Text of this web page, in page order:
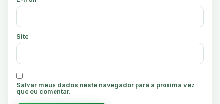
Site
Salvar meus dados neste navegador para a próxima vez
que eu comentar.